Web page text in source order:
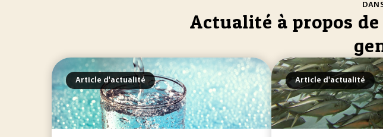
Actualité à propos
Article d'actualité Article d'actualité